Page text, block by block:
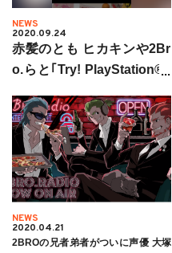
NEWS
2020.09.24
赤髪のとも ヒカキンや2Br
o.らと｢Try! PlayStation®5
k｣に参加
NEWS
2020.04.21
2BROの兄者弟者がついに声優 大塚